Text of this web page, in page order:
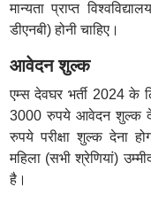
मान्यता प्राप्त
डीएनबी) होनी चाहिए।
आवेदन शुल्क
एम्स देवघर भर्ती 2024 के
3000 रुपये आवेदन शुल्क
रुपये परीक्षा शुल्क देना
महिला (सभी श्रेणियां)
है।